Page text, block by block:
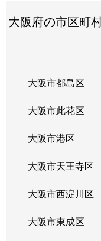
大阪府の市区町
大阪市都島区
大阪市此花区
大阪市港区
大阪市天王寺区
大阪市西淀川区
大阪市東成区